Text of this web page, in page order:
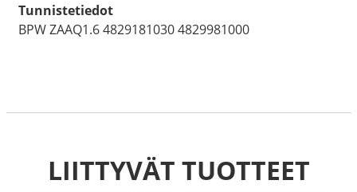
määrä
Tunnistetiedot
BPW ZAAQ1.6 4829181030 4829981000
LIITTYVÄT TUOTTEET